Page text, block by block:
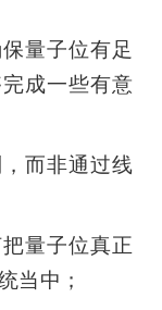
量子位有足
成一些有意
而非通过线
量子位真正
当中；